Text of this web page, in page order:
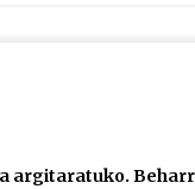
argitaratuko.